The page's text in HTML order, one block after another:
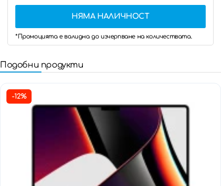
НЯМА НАЛИЧНОСТ
*Промоцията е валидна до изчерпване на количествата.
Подобни продукти
-12%